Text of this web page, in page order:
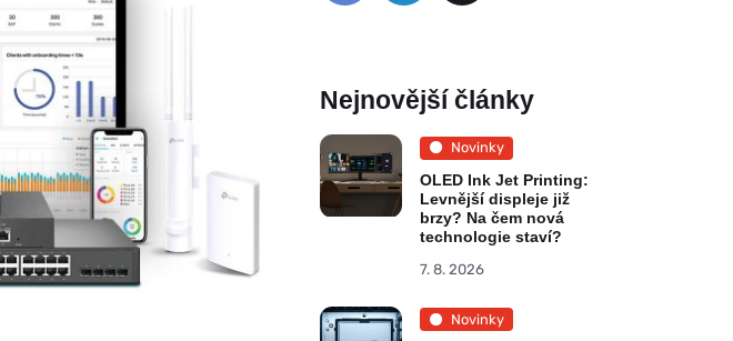
Nejnovější články
Novinky
OLED Ink Jet Printing:
Levnější displeje již
brzy? Na čem nová
technologie staví?
7. 8. 2026
Novinky